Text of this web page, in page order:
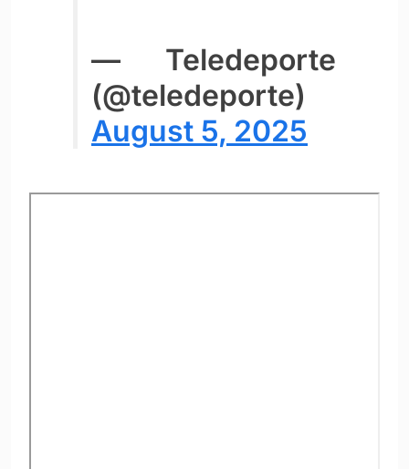
— Teledeporte
(@teledeporte)
August 5, 2025